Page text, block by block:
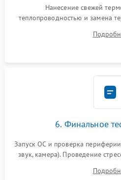
Нанесение свежей
теплопроводностью и замена
шлейфов, модулей памяти и
6. Финальное
Запуск ОС и проверка
звук, камера). Проведение
для контроля
системы под